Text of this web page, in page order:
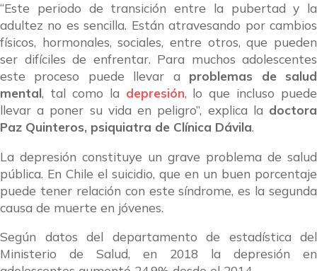
“Este periodo de transición entre la pubertad y la
adultez no es sencilla. Están atravesando por cambios
físicos, hormonales, sociales, entre otros, que pueden
ser difíciles de enfrentar. Para muchos adolescentes
este proceso puede llevar a problemas de salud
mental, tal como la depresión, lo que incluso puede
llevar a poner su vida en peligro”, explica la doctora
Paz Quinteros, psiquiatra de Clínica Dávila.
La depresión constituye un grave problema de salud
pública. En Chile el suicidio, que en un buen porcentaje
puede tener relación con este síndrome, es la segunda
causa de muerte en jóvenes.
Según datos del departamento de estadística del
Ministerio de Salud, en 2018 la depresión en